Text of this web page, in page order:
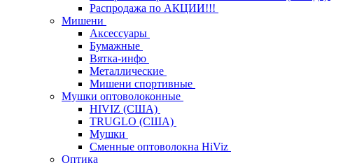
Распродажа по АКЦИИ!!!
Мишени
Аксессуары
Бумажные
Вятка-инфо
Металлические
Мишени спортивные
Мушки оптоволоконные
HIVIZ (США)
TRUGLO (США)
Мушки
Сменные оптоволокна HiViz
Оптика